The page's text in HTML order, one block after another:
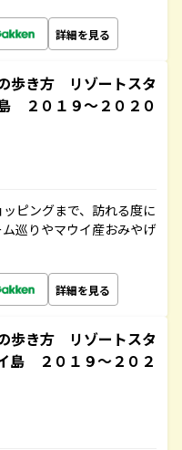
詳細を見る
歩き方 リゾートスタ
２０１９～２０２０
ピングまで、訪れる度に
巡りやマウイ産おみやげ
詳細を見る
歩き方 リゾートスタ
島 ２０１９～２０２